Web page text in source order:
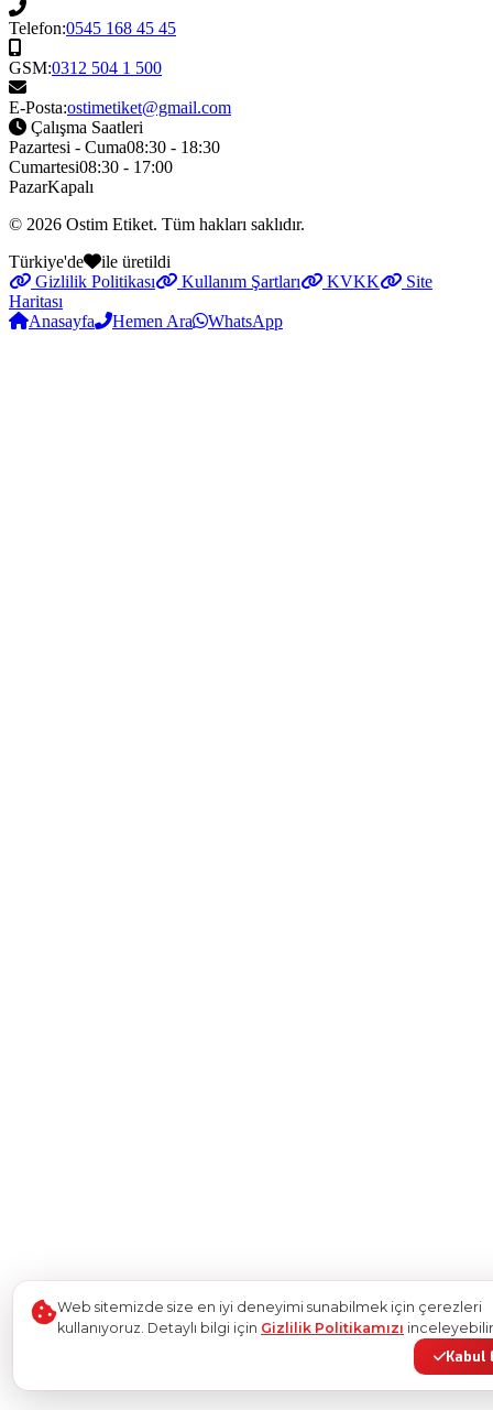
Telefon:0545 168 45 45
GSM:0312 504 1 500
E-Posta:ostimetiket@gmail.com
Çalışma Saatleri
Pazartesi - Cuma08:30 - 18:30
Cumartesi08:30 - 17:00
PazarKapalı
© 2026 Ostim Etiket. Tüm hakları saklıdır.
Türkiye'de
ile üretildi
Gizlilik Politikası
Kullanım Şartları KVKK
Site
Haritası
Anasayfa
Hemen Ara WhatsApp
Web sitemizde size en iyi deneyimi sunabilmek için çerezleri
kullanıyoruz. Detaylı bilgi için Gizlilik Politikamızı
Kabul